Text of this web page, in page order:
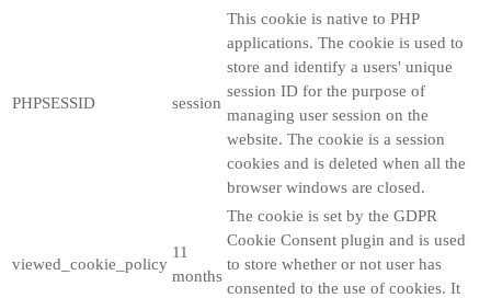
PHPSESSID session
This cookie is native to PHP
applications. The cookie is used to
store and identify a users' unique
session ID for the purpose of
managing user session on the
website. The cookie is a session
cookies and is deleted when all the
browser windows are closed.
viewed_cookie_policy
11
months
The cookie is set by the GDPR
Cookie Consent plugin and is used
to store whether or not user has
consented to the use of cookies. It